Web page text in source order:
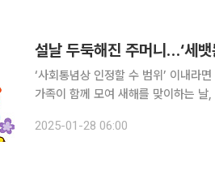
설날 두둑해진 주머니…‘세
‘사회통념상 인정할 수 범위’ 이내라
가족이 함께 모여 새해를 맞이하는
하고, 현금을 차곡차곡 모아 주식을
2025-01-28 06:00